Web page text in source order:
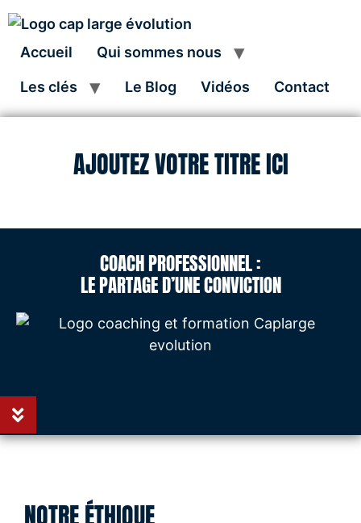
Accueil Qui sommes nous
Les clés Le Blog Vidéos Contact
AJOUTEZ VOTRE TITRE ICI
COACH PROFESSIONNEL :
LE PARTAGE D’UNE CONVICTION